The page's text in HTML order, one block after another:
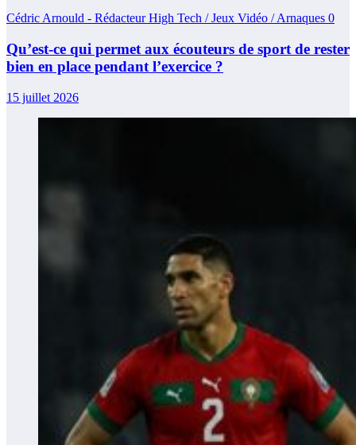
Cédric Arnould - Rédacteur High Tech / Jeux Vidéo / Arnaques 0
Qu’est-ce qui permet aux écouteurs de sport de rester
bien en place pendant l’exercice ?
15 juillet 2026